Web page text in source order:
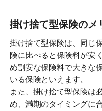
掛け捨て型保険のメ
掛け捨て型保険は、同じ
険に比べると保険料が安
め割安な保険料で大きな
いる保険といえます。
また、掛け捨て型保険は
め、満期のタイミングに